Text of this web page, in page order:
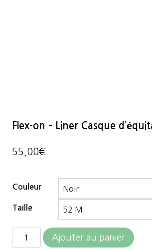
Flex-on – Liner Casque
55,00€
Couleur
Taille
quantité
Ajouter au panier